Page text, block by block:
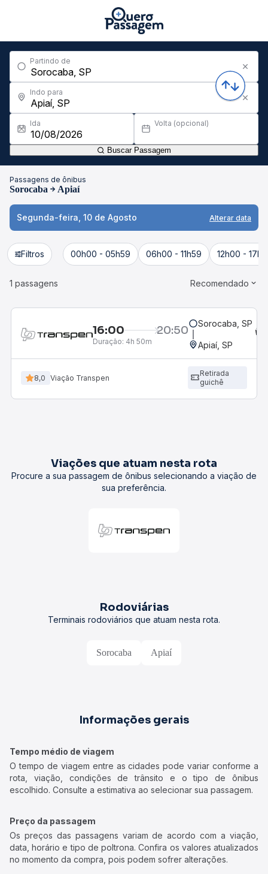
Partindo de
Indo para
Ida Volta (opcional)
Buscar Passagem
Passagens de ônibus
Sorocaba Apiaí
Segunda-feira, 10 de Agosto Alterar data
Filtros 00h00 - 05h59 06h00 - 11h59 12h00 -
1 passagens Recomendado
16:00 20:50
Duração: 4h 50m
Sorocaba, SP
Apiaí, SP
8,0 Viação Transpen
Retirada
guichê
Viações que atuam nesta rota
Procure a sua passagem de ônibus selecionando a viação de
sua preferência.
Rodoviárias
Terminais rodoviários que atuam nesta rota.
Sorocaba Apiaí
Informações gerais
Tempo médio de viagem
O tempo de viagem entre as cidades pode variar conforme a
rota, viação, condições de trânsito e o tipo de ônibus
escolhido. Consulte a estimativa ao selecionar sua passagem.
Preço da passagem
Os preços das passagens variam de acordo com a viação,
data, horário e tipo de poltrona. Confira os valores atualizados
no momento da compra, pois podem sofrer alterações.